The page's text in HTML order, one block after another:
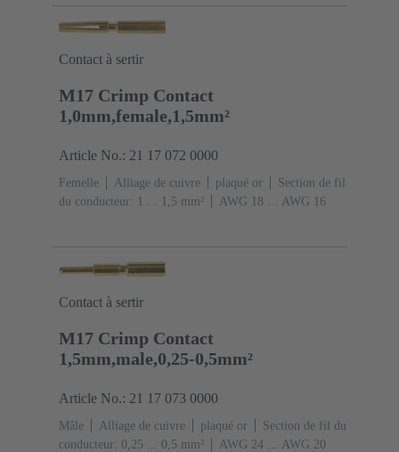
Contact à sertir
M17 Crimp Contact
1,0mm,female,1,5mm²
Article No.: 21 17 072 0000
Femelle Alliage de cuivre plaqué or
Section de fil
du conducteur: 1 ... 1,5 mm²
AWG 18 ... AWG 16
Contact à sertir
M17 Crimp Contact
1,5mm,male,0,25-0,5mm²
Article No.: 21 17 073 0000
Mâle Alliage de cuivre plaqué or
Section de fil du
conducteur: 0,25 ... 0,5 mm²
AWG 24 ... AWG 20